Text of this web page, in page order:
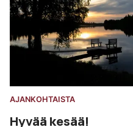
AJANKOHTAISTA
Hyvää kesää!